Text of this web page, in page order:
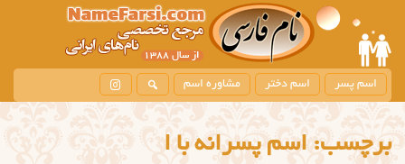
m
اسم پسر اسم دختر مشاوره اسم
برچسب:اسم پسرانه با ا